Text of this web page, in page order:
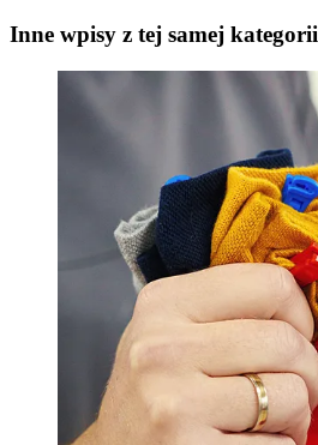
Inne wpisy z tej samej kategorii